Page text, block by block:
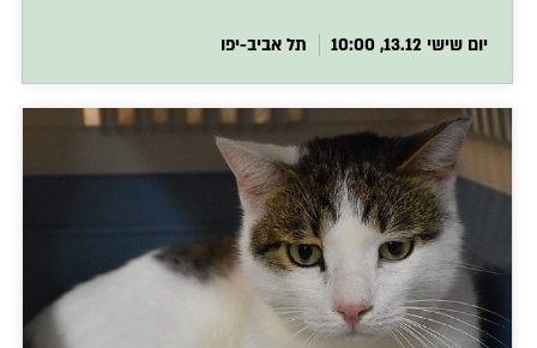
יום שישי 13.12, 10:00 תל אביב-יפו